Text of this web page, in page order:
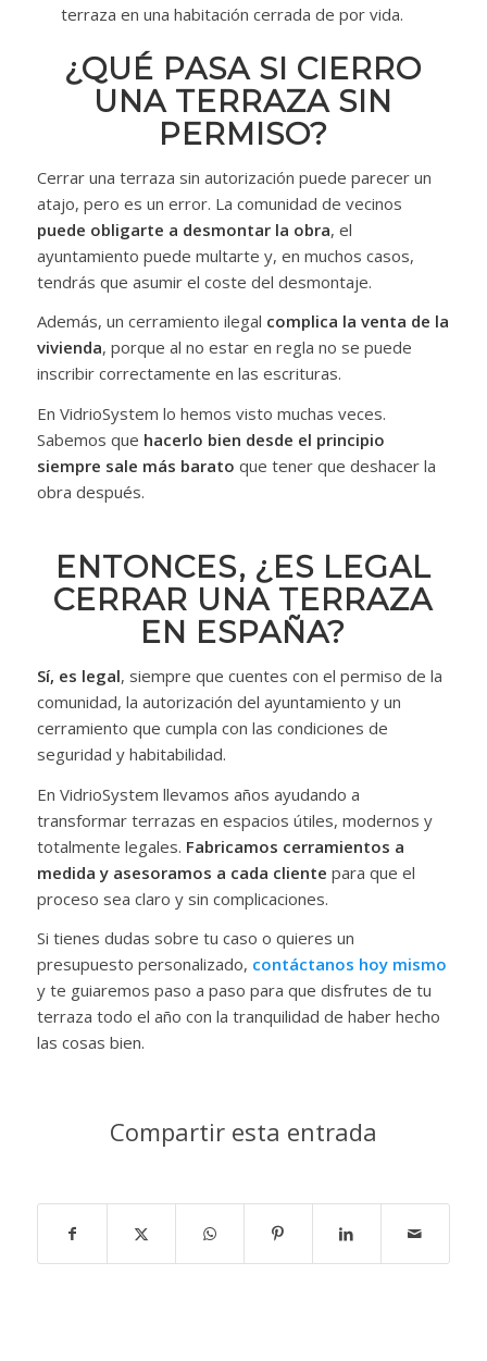
terraza en una habitación cerrada de por vida.
¿QUÉ PASA SI CIERRO
UNA TERRAZA SIN
PERMISO?
Cerrar una terraza sin autorización puede parecer un
atajo, pero es un error. La comunidad de vecinos
puede obligarte a desmontar la obra, el
ayuntamiento puede multarte y, en muchos casos,
tendrás que asumir el coste del desmontaje.
Además, un cerramiento ilegal complica la venta de la
vivienda, porque al no estar en regla no se puede
inscribir correctamente en las escrituras.
En VidrioSystem lo hemos visto muchas veces.
Sabemos que hacerlo bien desde el principio
siempre sale más barato que tener que deshacer la
obra después.
ENTONCES, ¿ES LEGAL
CERRAR UNA TERRAZA
EN ESPAÑA?
Sí, es legal, siempre que cuentes con el permiso de la
comunidad, la autorización del ayuntamiento y un
cerramiento que cumpla con las condiciones de
seguridad y habitabilidad.
En VidrioSystem llevamos años ayudando a
transformar terrazas en espacios útiles, modernos y
totalmente legales. Fabricamos cerramientos a
medida y asesoramos a cada cliente para que el
proceso sea claro y sin complicaciones.
Si tienes dudas sobre tu caso o quieres un
presupuesto personalizado, contáctanos hoy mismo
y te guiaremos paso a paso para que disfrutes de tu
terraza todo el año con la tranquilidad de haber hecho
las cosas bien.
Compartir esta entrada